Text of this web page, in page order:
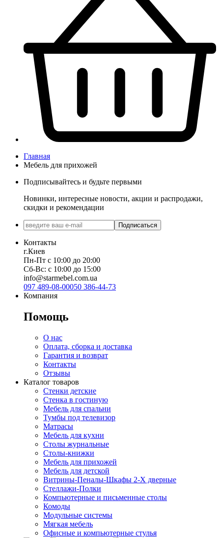
Главная
Мебель для прихожей
Подписывайтесь и будьте первыми
Новинки, интересные новости, акции и распродажи,
скидки и рекомендации
Подписаться
Контакты
г.Киев
Пн-Пт с 10:00 до 20:00
Сб-Вс: с 10:00 до 15:00
info@starmebel.com.ua
097 489-08-00050 386-44-73
Компания
Помощь
О нас
Оплата, сборка и доставка
Гарантия и возврат
Контакты
Отзывы
Каталог товаров
Стенки детские
Стенка в гостиную
Мебель для спальни
Тумбы под телевизор
Матрасы
Мебель для кухни
Столы журнальные
Столы-книжки
Мебель для прихожей
Мебель для детской
Витрины-Пеналы-Шкафы 2-Х дверные
Стеллажи-Полки
Компьютерные и письменные столы
Комоды
Модульные системы
Мягкая мебель
Офисные и компьютерные стулья